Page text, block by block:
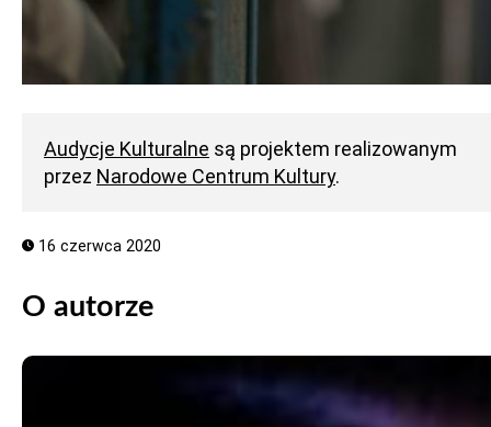
Audycje Kulturalne są projektem realizowanym
przez Narodowe Centrum Kultury.
16 czerwca 2020
O autorze